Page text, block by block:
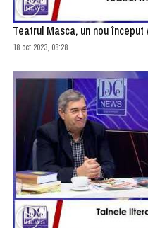
Teatrul Masca, un nou început
18 oct 2023, 08:28